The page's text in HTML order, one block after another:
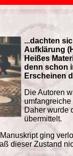
...dachten
Aufklärung
Heißes
denn schon
Erscheinen
Die Autoren
Daher wurde
übermittelt.
ging
dieser Zustand